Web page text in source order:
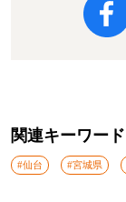
関連キーワード
#仙台 #宮城県